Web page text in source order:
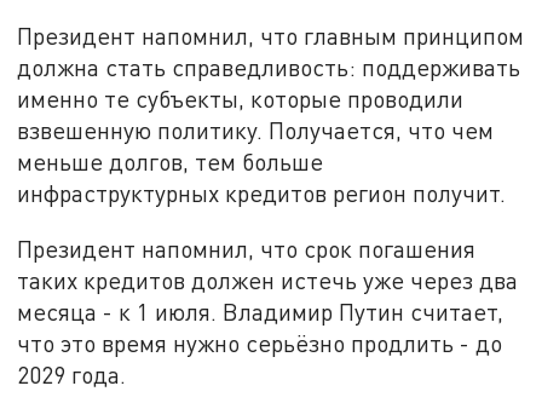
Президент напомнил, что главным принципом
должна стать справедливость: поддерживать
именно те субъекты, которые проводили
взвешенную политику. Получается, что чем
меньше долгов, тем больше
инфраструктурных кредитов регион получит.
Президент напомнил, что срок погашения
таких кредитов должен истечь уже через два
месяца - к 1 июля. Владимир Путин считает,
что это время нужно серьёзно продлить - до
2029 года.